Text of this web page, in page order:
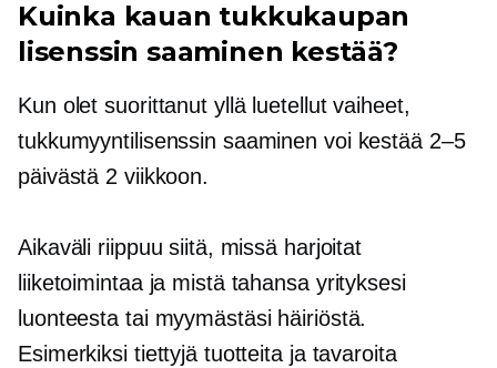
Kuinka kauan tukkukaupan
lisenssin saaminen kestää?
Kun olet suorittanut yllä luetellut vaiheet,
tukkumyyntilisenssin saaminen voi kestää 2–5
päivästä 2 viikkoon.
Aikaväli riippuu siitä, missä harjoitat
liiketoimintaa ja mistä tahansa yrityksesi
luonteesta tai myymästäsi häiriöstä.
Esimerkiksi tiettyjä tuotteita ja tavaroita